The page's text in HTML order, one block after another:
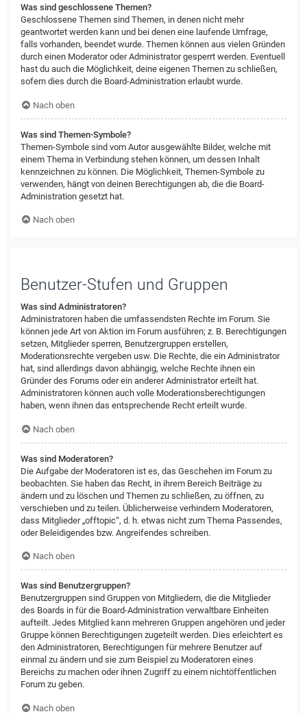
Was sind geschlossene Themen?
Geschlossene Themen sind Themen, in denen nicht mehr
geantwortet werden kann und bei denen eine laufende Umfrage,
falls vorhanden, beendet wurde. Themen können aus vielen Gründen
durch einen Moderator oder Administrator gesperrt werden. Eventuell
hast du auch die Möglichkeit, deine eigenen Themen zu schließen,
sofern dies durch die Board-Administration erlaubt wurde.
Nach oben
Was sind Themen-Symbole?
Themen-Symbole sind vom Autor ausgewählte Bilder, welche mit
einem Thema in Verbindung stehen können, um dessen Inhalt
kennzeichnen zu können. Die Möglichkeit, Themen-Symbole zu
verwenden, hängt von deinen Berechtigungen ab, die die Board-
Administration gesetzt hat.
Nach oben
Benutzer-Stufen und Gruppen
Was sind Administratoren?
Administratoren haben die umfassendsten Rechte im Forum. Sie
können jede Art von Aktion im Forum ausführen; z. B. Berechtigungen
setzen, Mitglieder sperren, Benutzergruppen erstellen,
Moderationsrechte vergeben usw. Die Rechte, die ein Administrator
hat, sind allerdings davon abhängig, welche Rechte ihnen ein
Gründer des Forums oder ein anderer Administrator erteilt hat.
Administratoren können auch volle Moderationsberechtigungen
haben, wenn ihnen das entsprechende Recht erteilt wurde.
Nach oben
Was sind Moderatoren?
Die Aufgabe der Moderatoren ist es, das Geschehen im Forum zu
beobachten. Sie haben das Recht, in ihrem Bereich Beiträge zu
ändern und zu löschen und Themen zu schließen, zu öffnen, zu
verschieben und zu teilen. Üblicherweise verhindern Moderatoren,
dass Mitglieder „offtopic“, d. h. etwas nicht zum Thema Passendes,
oder Beleidigendes bzw. Angreifendes schreiben.
Nach oben
Was sind Benutzergruppen?
Benutzergruppen sind Gruppen von Mitgliedern, die die Mitglieder
des Boards in für die Board-Administration verwaltbare Einheiten
aufteilt. Jedes Mitglied kann mehreren Gruppen angehören und jeder
Gruppe können Berechtigungen zugeteilt werden. Dies erleichtert es
den Administratoren, Berechtigungen für mehrere Benutzer auf
einmal zu ändern und sie zum Beispiel zu Moderatoren eines
Bereichs zu machen oder ihnen Zugriff zu einem nichtöffentlichen
Forum zu geben.
Nach oben